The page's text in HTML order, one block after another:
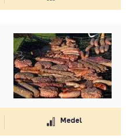
Medel